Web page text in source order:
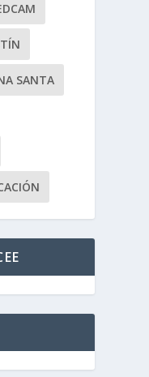
SANTA